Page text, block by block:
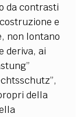
da contrasti
e
non lontano
deriva, ai
della